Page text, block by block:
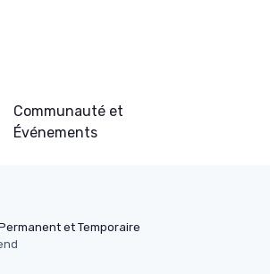
Communauté et
Événements
et Temporaire